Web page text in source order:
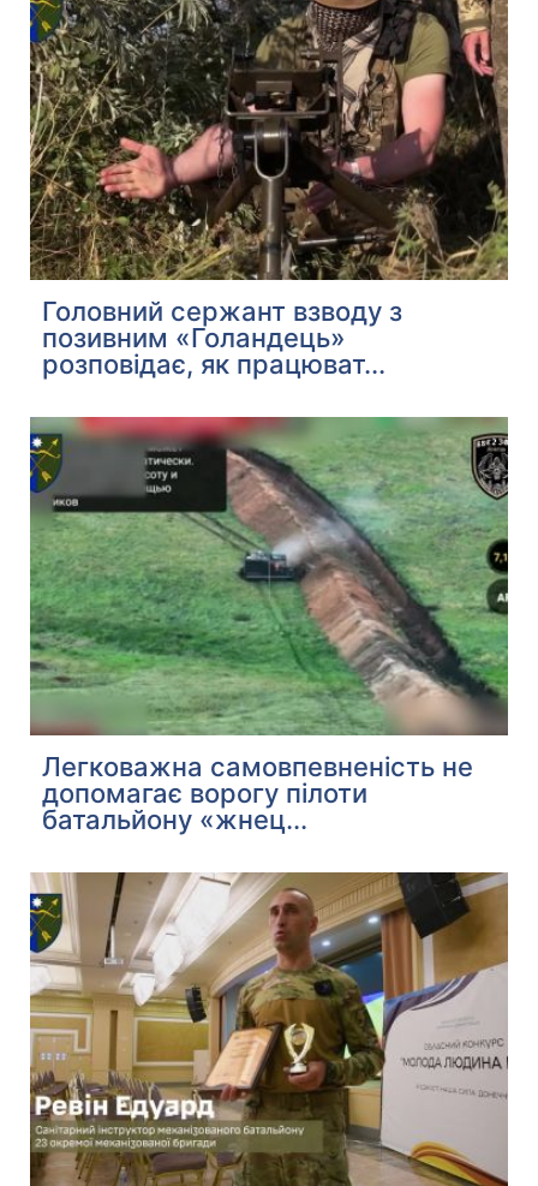
Головний сержант взводу з
позивним «Голандець»
розповідає, як працюват...
Легковажна самовпевненість не
допомагає ворогу пілоти
батальйону «жнец...